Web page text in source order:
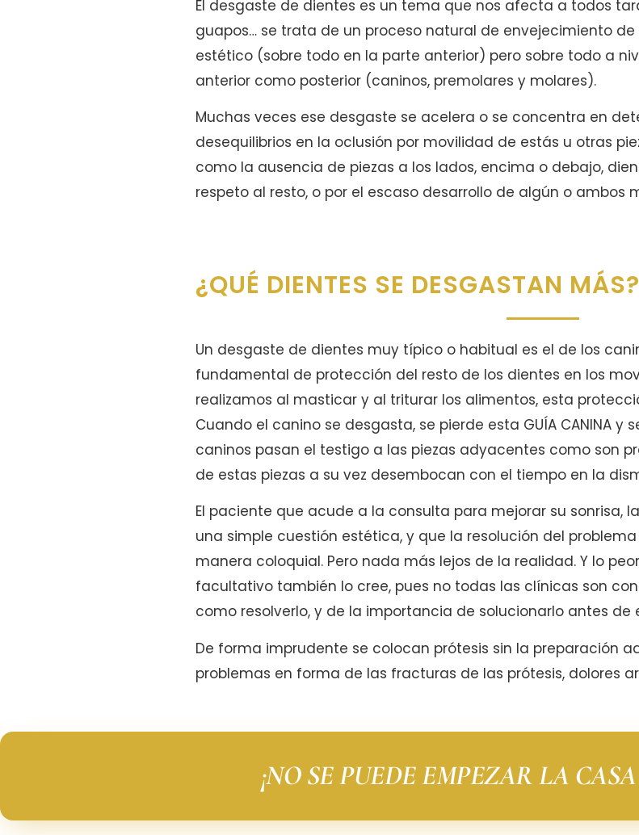
El desgaste de dientes es un tema que nos afecta a todos
guapos… se trata de un proceso natural de envejecimiento
estético (sobre todo en la parte anterior) pero sobre todo a
anterior como posterior (caninos, premolares y molares).
Muchas veces ese desgaste se acelera o se concentra en
desequilibrios en la oclusión por movilidad de estás u otras
como la ausencia de piezas a los lados, encima o debajo,
respeto al resto, o por el escaso desarrollo de algún o ambos
¿QUÉ DIENTES SE DESGASTAN MÁS?
Un desgaste de dientes muy típico o habitual es el de los
fundamental de protección del resto de los dientes en los
realizamos al masticar y al triturar los alimentos, esta
Cuando el canino se desgasta, se pierde esta GUÍA CANINA y
caninos pasan el testigo a las piezas adyacentes como son
de estas piezas a su vez desembocan con el tiempo en la
El paciente que acude a la consulta para mejorar su sonrisa,
una simple cuestión estética, y que la resolución del
manera coloquial. Pero nada más lejos de la realidad. Y lo
facultativo también lo cree, pues no todas las clínicas son
como resolverlo, y de la importancia de solucionarlo antes
De forma imprudente se colocan prótesis sin la preparación
problemas en forma de las fracturas de las prótesis, dolores
¡NO SE PUEDE EMPEZAR LA